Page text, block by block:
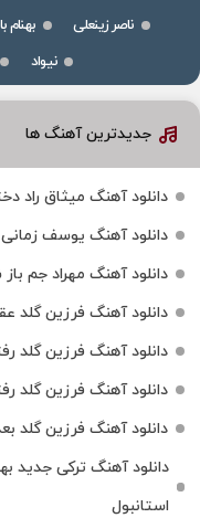
ناصر زینعلی
بهنام
نیواد
جدیدترین آهنگ ها
دانلود آهنگ میثاق راد
دانلود آهنگ یوسف
دانلود آهنگ مهراد جم
دانلود آهنگ فرزین گلد
دانلود آهنگ فرزین گلد
دانلود آهنگ فرزین گلد
دانلود آهنگ فرزین گلد
دانلود آهنگ ترکی جدید
استانبول